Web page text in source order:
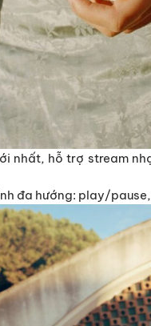
nhất, hỗ trợ stream
đa hướng: play/